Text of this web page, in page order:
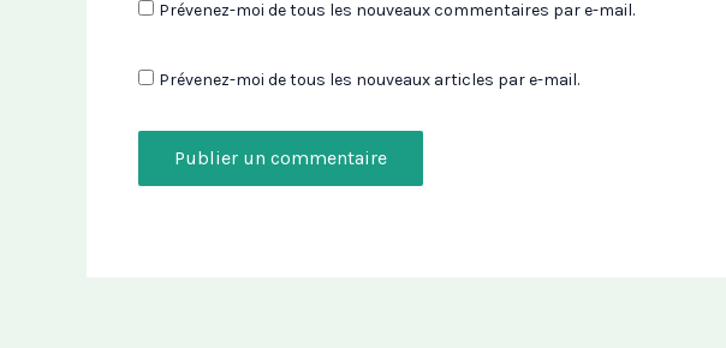
Prévenez-moi de tous les nouveaux commentaires par e-mail.
Prévenez-moi de tous les nouveaux articles par e-mail.